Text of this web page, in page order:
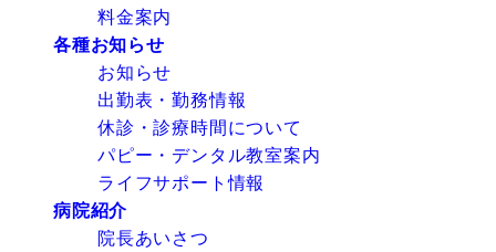
料金案内
各種お知らせ
お知らせ
出勤表・勤務情報
休診・診療時間について
パピー・デンタル教室案内
ライフサポート情報
病院紹介
院長あいさつ